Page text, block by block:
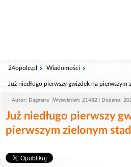
24opole.pl Wiadomości
Już niedługo pierwszy gwizdek na
Autor: Dagmara Wyświetleń: 21482 Dodano:
Już niedługo pierwszy
pierwszym zielonym